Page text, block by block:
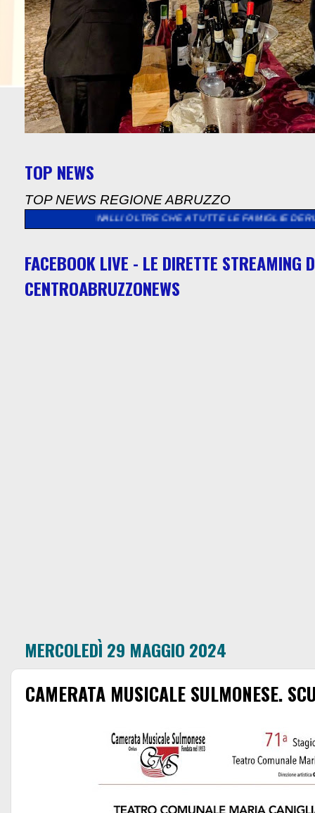
TOP NEWS
TOP NEWS REGIONE ABRUZZO
OLTRE CHE A TUTTE LE FAMIGLIE DERUBATE E
FACEBOOK LIVE - LE DIRETTE STREAMING
CENTROABRUZZONEWS
MERCOLEDÌ 29 MAGGIO 2024
CAMERATA MUSICALE SULMONESE.